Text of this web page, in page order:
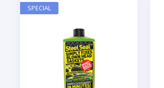
SPECIAL